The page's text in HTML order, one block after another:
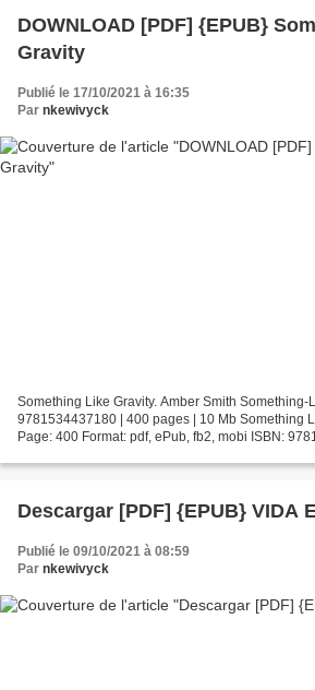
DOWNLOAD [PDF] {EPUB}
Gravity
Publié le 17/10/2021 à 16:35
Par nkewivyck
Something Like Gravity. Amber Smith Something-
9781534437180 | 400 pages | 10 Mb Something
Page: 400 Format: pdf, ePub, fb2, mobi ISBN:
Descargar [PDF] {EPUB} VIDA
Publié le 09/10/2021 à 08:59
Par nkewivyck